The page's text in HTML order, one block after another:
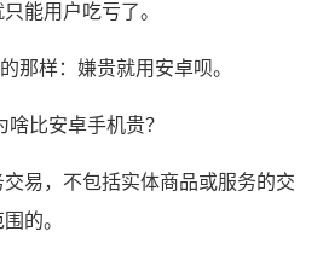
能用户吃亏了。
那样：嫌贵就用安卓呗。
易，不包括实体商品或服务的交
的。